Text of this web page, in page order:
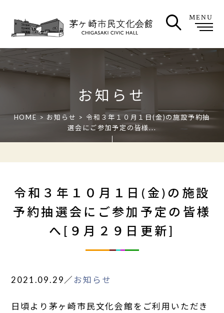
MENU
お知らせ
HOME > お知らせ > 令和３年１０月１日(金)の施設予約抽
選会にご参加予定の皆様...
令和３年１０月１日(金)の施設
予約抽選会にご参加予定の皆様
へ[９月２９日更新]
2021.09.29／ お知らせ
日頃より茅ヶ崎市民文化会館をご利用いただき